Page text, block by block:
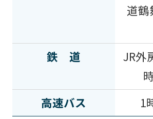
道鶴
鉄道
JR外
高速バス
1